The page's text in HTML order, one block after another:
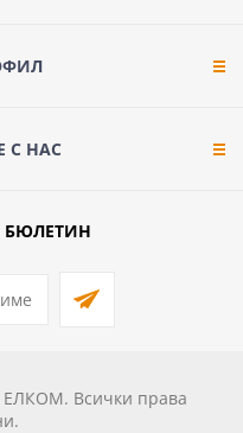
С НАС
БЮЛЕТИН
Всички права